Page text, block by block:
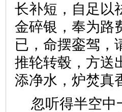
长补短，自足以
金碎银，奉为路
已，命摆銮驾，
推轮转毂，方送
添净水，炉焚
忽听得半空中